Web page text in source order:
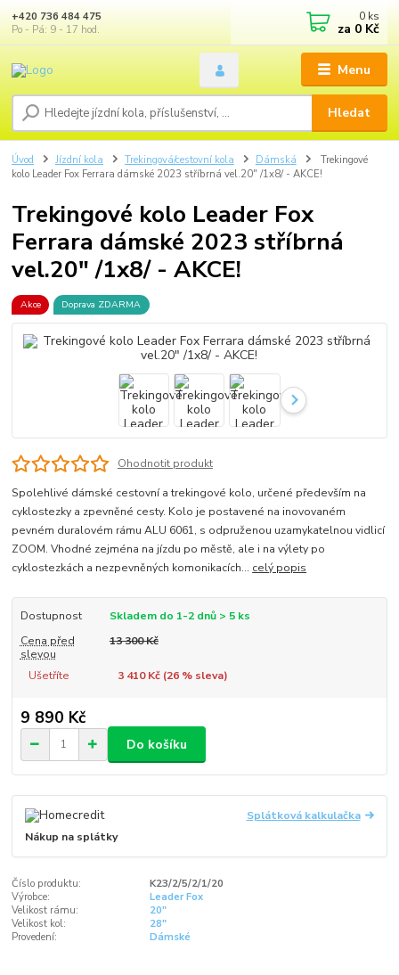
Menu
Hledat
+420 736 484 475
Po - Pá: 9 - 17 hod.
0 ks
za 0 Kč
Úvod Jízdní kola Trekingová/cestovní kola Dámská
Trekingové
kolo Leader Fox Ferrara dámské 2023 stříbrná vel.20" /1x8/ - AKCE!
Trekingové kolo Leader Fox
Ferrara dámské 2023 stříbrná
vel.20" /1x8/ - AKCE!
Akce Doprava ZDARMA
Ohodnotit produkt
Spolehlivé dámské cestovní a trekingové kolo, určené především na
cyklostezky a zpevněné cesty. Kolo je postavené na inovovaném
pevném duralovém rámu ALU 6061, s odpruženou uzamykatelnou vidlicí
ZOOM. Vhodné zejména na jízdu po městě, ale i na výlety po
cyklostezkách a nezpevněných komonikacích... celý popis
Dostupnost
Skladem do 1-2 dnů > 5 ks
Cena před
slevou
13 300 Kč
Ušetříte 3 410 Kč (26% sleva)
9 890 Kč
Do košíku
Splátková kalkulačka
Nákup na splátky
Číslo produktu:
K23/2/5/2/1/20
Výrobce:
Leader Fox
Velikost rámu:
20"
Velikost kol:
28"
Provedení:
Dámské